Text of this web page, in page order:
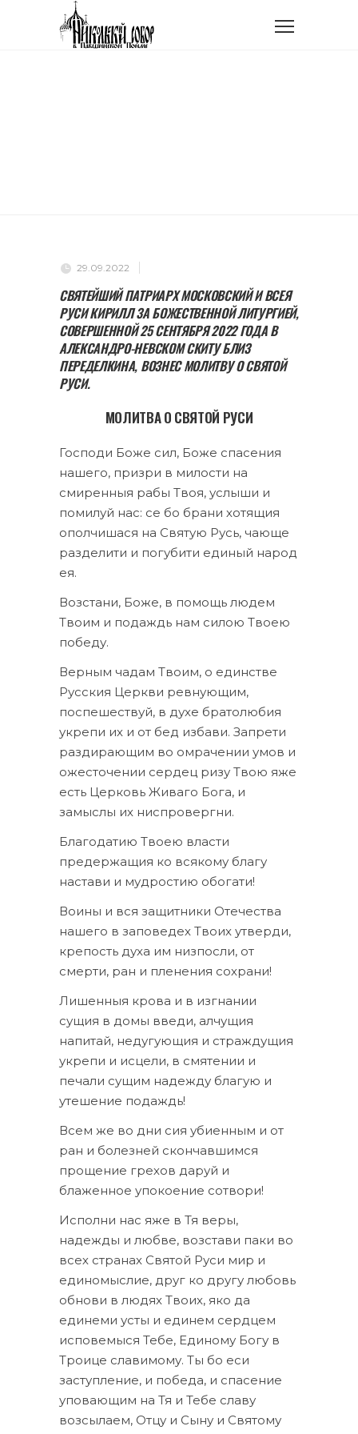
29.09.2022
СВЯТЕЙШИЙ ПАТРИАРХ МОСКОВСКИЙ И ВСЕЯ
РУСИ КИРИЛЛ ЗА БОЖЕСТВЕННОЙ ЛИТУРГИЕЙ,
СОВЕРШЕННОЙ 25 СЕНТЯБРЯ 2022 ГОДА В
АЛЕКСАНДРО-НЕВСКОМ СКИТУ БЛИЗ
ПЕРЕДЕЛКИНА, ВОЗНЕС МОЛИТВУ О СВЯТОЙ
РУСИ.
МОЛИТВА О СВЯТОЙ РУСИ
Господи Боже сил, Боже спасения
нашего, призри в милости на
смиренныя рабы Твоя, услыши и
помилуй нас: се бо брани хотящия
ополчишася на Святую Русь, чающе
разделити и погубити единый народ
ея.
Возстани, Боже, в помощь людем
Твоим и подаждь нам силою Твоею
победу.
Верным чадам Твоим, о единстве
Русския Церкви ревнующим,
поспешествуй, в духе братолюбия
укрепи их и от бед избави. Запрети
раздирающим во омрачении умов и
ожесточении сердец ризу Твою яже
есть Церковь Живаго Бога, и
замыслы их ниспровергни.
Благодатию Твоею власти
предержащия ко всякому благу
настави и мудростию обогати!
Воины и вся защитники Отечества
нашего в заповедех Твоих утверди,
крепость духа им низпосли, от
смерти, ран и пленения сохрани!
Лишенныя крова и в изгнании
сущия в домы введи, алчущия
напитай, недугующия и страждущия
укрепи и исцели, в смятении и
печали сущим надежду благую и
утешение подаждь!
Всем же во дни сия убиенным и от
ран и болезней скончавшимся
прощение грехов даруй и
блаженное упокоение сотвори!
Исполни нас яже в Тя веры,
надежды и любве, возстави паки во
всех странах Святой Руси мир и
единомыслие, друг ко другу любовь
обнови в людях Твоих, яко да
единеми усты и единем сердцем
исповемыся Тебе, Единому Богу в
Троице славимому. Ты бо еси
заступление, и победа, и спасение
уповающим на Тя и Тебе славу
возсылаем, Отцу и Сыну и Святому